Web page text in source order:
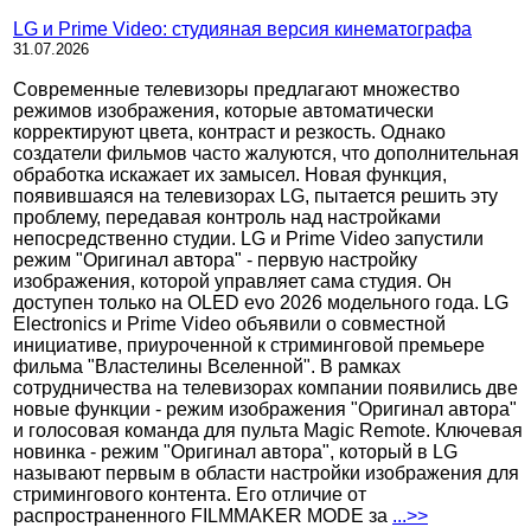
LG и Prime Video: студияная версия кинематографа
31.07.2026
Современные телевизоры предлагают множество
режимов изображения, которые автоматически
корректируют цвета, контраст и резкость. Однако
создатели фильмов часто жалуются, что дополнительная
обработка искажает их замысел. Новая функция,
появившаяся на телевизорах LG, пытается решить эту
проблему, передавая контроль над настройками
непосредственно студии. LG и Prime Video запустили
режим "Оригинал автора" - первую настройку
изображения, которой управляет сама студия. Он
доступен только на OLED evo 2026 модельного года. LG
Electronics и Prime Video объявили о совместной
инициативе, приуроченной к стриминговой премьере
фильма "Властелины Вселенной". В рамках
сотрудничества на телевизорах компании появились две
новые функции - режим изображения "Оригинал автора"
и голосовая команда для пульта Magic Remote. Ключевая
новинка - режим "Оригинал автора", который в LG
называют первым в области настройки изображения для
стримингового контента. Его отличие от
распространенного FILMMAKER MODE за ...>>